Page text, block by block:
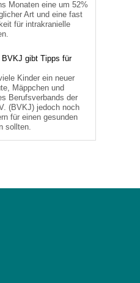
Monaten eine um 52%
Art und eine fast
für intrakranielle
BVKJ gibt Tipps für
Kinder ein neuer
Mäppchen und
Berufsverbands der
(BVKJ) jedoch noch
für einen gesunden
sollten.